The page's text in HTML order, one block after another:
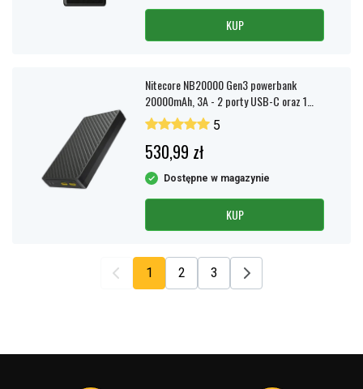
KUP
Nitecore NB20000 Gen3 powerbank
20000mAh, 3A - 2 porty USB-C oraz 1
adapter USB-C do USB-A
5
530,99 zł
Dostępne w magazynie
KUP
1 2 3